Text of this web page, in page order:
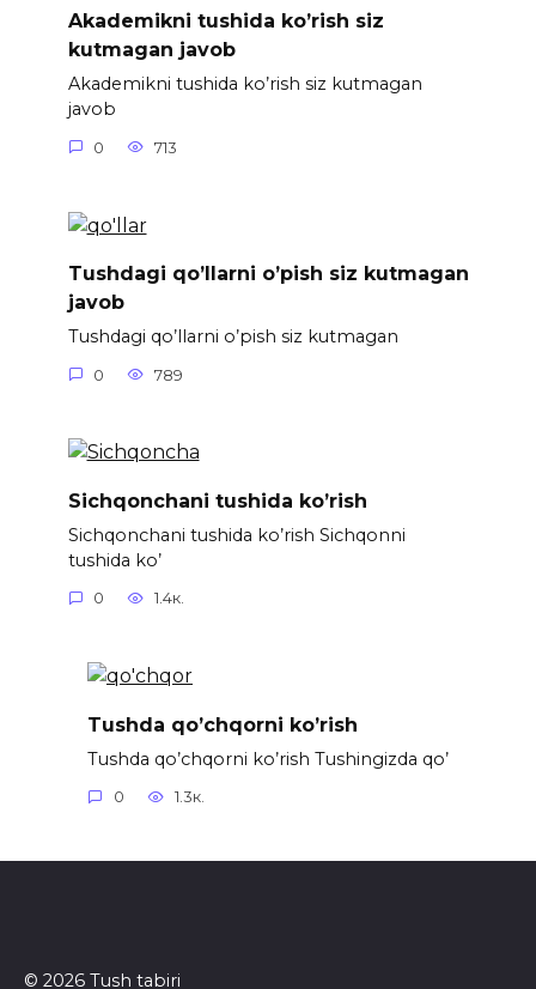
Akademikni tushida ko’rish siz
kutmagan javob
Akademikni tushida ko’rish siz kutmagan
javob
0 713
Tushdagi qo’llarni o’pish siz kutmagan
javob
Tushdagi qo’llarni o’pish siz kutmagan
0 789
Sichqonchani tushida ko’rish
Sichqonchani tushida ko’rish Sichqonni
tushida ko’
0 1.4к.
Tushda qo’chqorni ko’rish
Tushda qo’chqorni ko’rish Tushingizda qo’
0 1.3к.
© 2026 Tush tabiri